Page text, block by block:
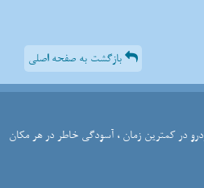
بازگشت به صفحه اصلی
در کمترین زمان ، آسودگی خاطر در هر مکان